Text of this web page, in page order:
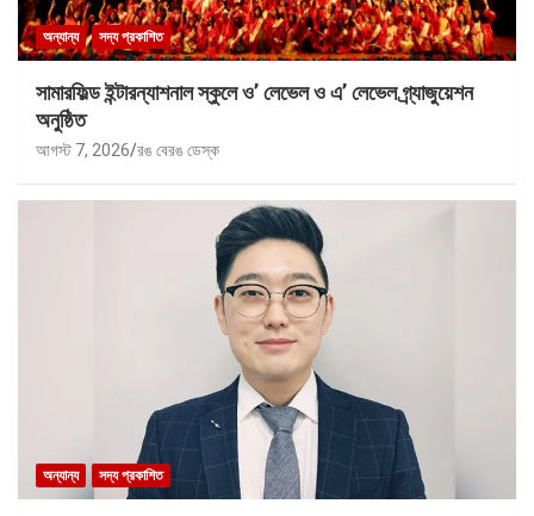
অন্যান্য সদ্য প্রকাশিত
সামারফিল্ড ইন্টারন্যাশনাল স্কুলে ও’ লেভেল ও এ’ লেভেল গ্র্যাজুয়েশন
অনুষ্ঠিত
আগস্ট 7, 2026 রঙ বেরঙ ডেস্ক
অন্যান্য সদ্য প্রকাশিত